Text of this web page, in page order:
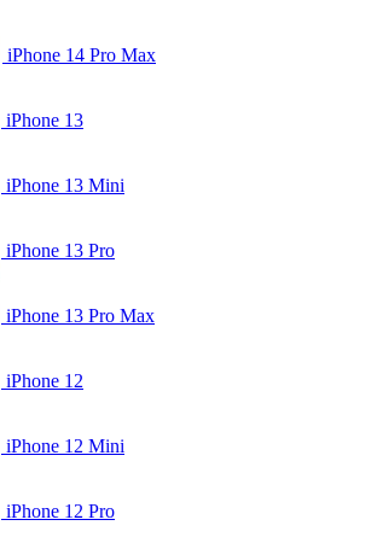
iPhone 14 Pro Max
iPhone 13
iPhone 13 Mini
iPhone 13 Pro
iPhone 13 Pro Max
iPhone 12
iPhone 12 Mini
iPhone 12 Pro